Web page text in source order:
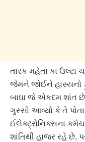
તારક મહેતા કા ઉલ્ટા
જેમને જોઈને હાસ્યનો
બાઘા જે એકદમ શાંત
ગુસ્સો આવ્યો કે તે
ઈલેક્ટ્રોનિક્સના
શાંતિથી હાજર રહે